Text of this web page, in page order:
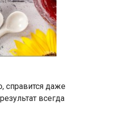
справится даже
всегда